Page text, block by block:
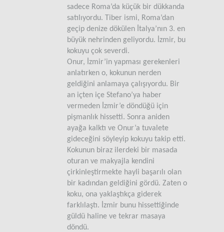
sadece Roma’da küçük bir dükkanda
satılıyordu. Tiber ismi, Roma’dan
geçip denize dökülen İtalya’nın 3. en
büyük nehrinden geliyordu. İzmir, bu
kokuyu çok severdi.
Onur, İzmir’in yapması gerekenleri
anlatırken o, kokunun nerden
geldiğini anlamaya çalışıyordu. Bir
an içten içe Stefano’ya haber
vermeden İzmir’e döndüğü için
pişmanlık hissetti. Sonra aniden
ayağa kalktı ve Onur’a tuvalete
gideceğini söyleyip kokuyu takip etti.
Kokunun biraz ilerdeki bir masada
oturan ve makyajla kendini
çirkinleştirmekte hayli başarılı olan
bir kadından geldiğini gördü. Zaten o
koku, ona yaklaştıkça giderek
farklılaştı. İzmir bunu hissettiğinde
güldü haline ve tekrar masaya
döndü.